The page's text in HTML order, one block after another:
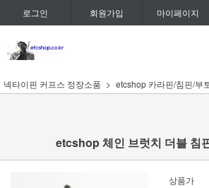
로그인 회원가입 마이페이지
넥타이핀 커프스 정장소품 etcshop 카라핀/침핀/부
etcshop 체인 브럿치 더블 침
상품가